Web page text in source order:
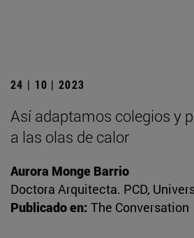
24 | 10 | 2023
Así adaptamos colegios y
a las olas de calor
Aurora Monge Barrio
Doctora Arquitecta. PCD,
Publicado en: The Conversation